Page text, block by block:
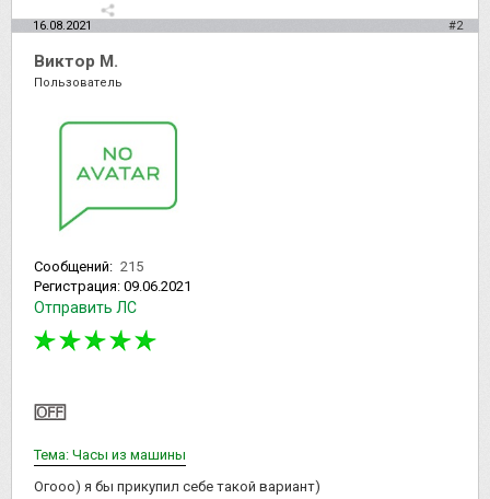
16.08.2021 #2
Виктор М.
Пользователь
Сообщений: 215
Регистрация: 09.06.2021
Отправить ЛС
Тема: Часы из машины
Огооо) я бы прикупил себе такой вариант)